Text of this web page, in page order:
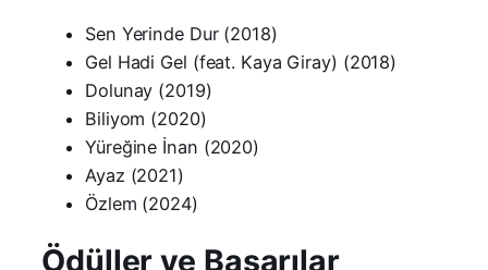
Sen Yerinde Dur (2018)
Gel Hadi Gel (feat. Kaya Giray) (2018)
Dolunay (2019)
Biliyom (2020)
Yüreğine İnan (2020)
Ayaz (2021)
Özlem (2024)
Ödüller ve Başarılar